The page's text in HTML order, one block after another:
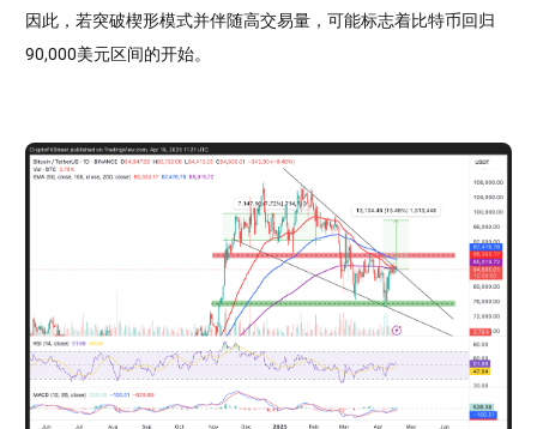
因此，若突破楔形模式并伴随高交易量，可能标志着比特币回归
90,000美元区间的开始。